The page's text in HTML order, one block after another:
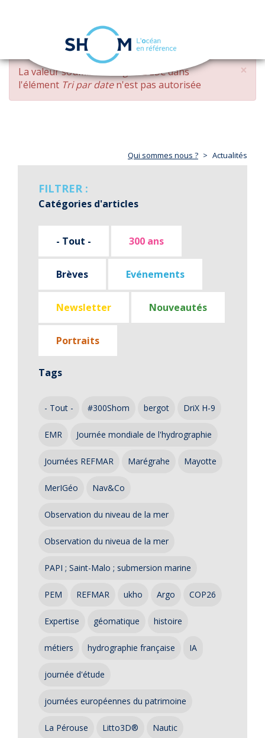
Aller
contenu
principal
navigation
×
MESSAGE
D'ERREUR
La valeur soumise changed DESCdans
l'élément Tri par daten'est pas autorisée
Qui sommes nous ? Actualités
FILTRER :
Catégories d'articles
- Tout - 300 ans
Brèves Evénements
Newsletter Nouveautés
Portraits
Tags
- Tout - #300Shom bergot DriX H-9
EMR Journée mondiale de l'hydrographie
Journées REFMAR Marégrahe Mayotte
MerIGéo Nav&Co
Observation du niveau de la mer
Observation du niveua de la mer
PAPI ; Saint-Malo ; submersion marine
PEM REFMAR ukho Argo COP26
Expertise géomatique histoire
métiers hydrographie française IA
journée d'étude
journées européennes du patrimoine
La Pérouse Litto3D® Nautic